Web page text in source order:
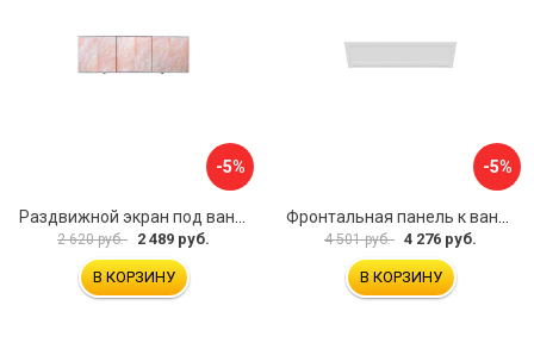
-5%
2 620 руб. 2 489 руб.
В КОРЗИНУ
-5%
4 501 руб. 4 276 руб.
В КОРЗИНУ